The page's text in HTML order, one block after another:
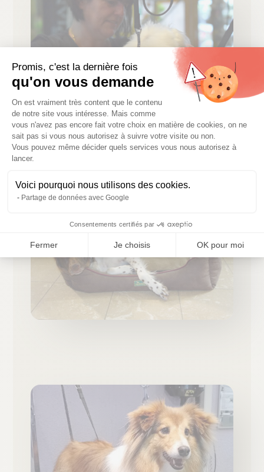
Promis, c'est la dernière fois
qu'on vous demande
Plateforme de Gestion du
On est vraiment très content que le contenu
de notre site vous intéresse. Mais comme
vous n'avez pas encore fait votre choix en matière de cookies, on ne
sait pas si vous nous autorisez à suivre votre visite ou non.
Vous pouvez même décider quels services vous nous autorisez à
lancer.
Voici pourquoi nous utilisons des cookies.
Partage de données avec Google
Consentements certifiés par
Fermer Je choisis OK pour moi
Axeptio consent